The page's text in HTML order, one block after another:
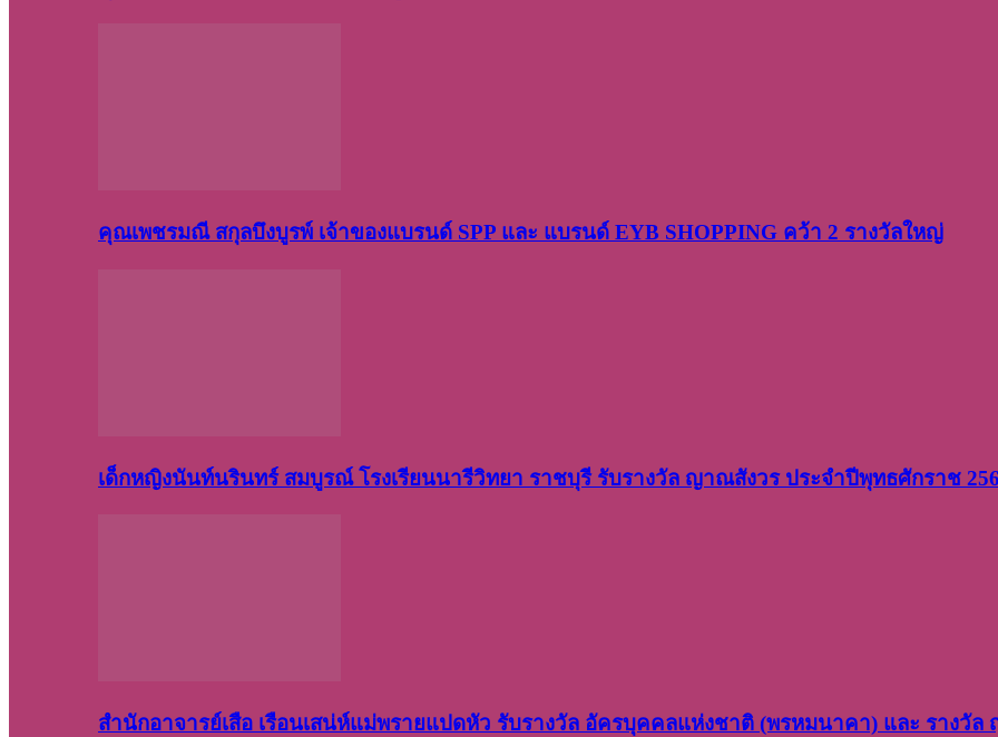
คุณเพชรมณี สกุลบึงบูรพ์ เจ้าของแบรนด์ SPP และ แบรนด์ EYB SHOPPING คว้า 2 รางวัลใหญ่
เด็กหญิงนันท์นรินทร์ สมบูรณ์ โรงเรียนนารีวิทยา ราชบุรี รับรางวัล ญาณสังวร ประจำปีพุทธศักราช
สำนักอาจารย์เสือ เรือนเสน่ห์แม่พรายแปดหัว รับรางวัล อัครบุคคลแห่งชาติ (พรหมนาคา) และ รางวัล